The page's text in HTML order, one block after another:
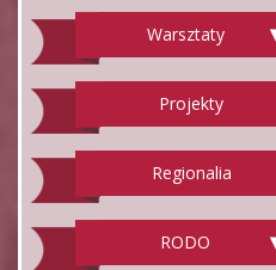
Warsztaty
Projekty
Regionalia
RODO